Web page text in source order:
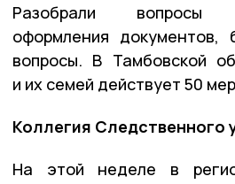
Разобрали вопросы
оформления документов,
вопросы. В Тамбовской
и их семей действует 50
Коллегия Следственного
На этой неделе в